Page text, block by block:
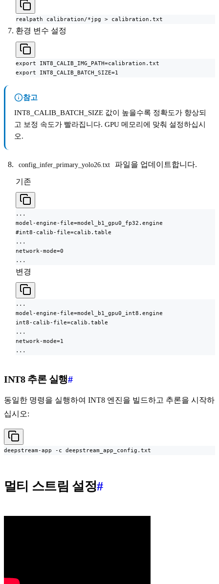
realpath calibration/*jpg > calibration.txt
환경 변수 설정
export INT8_CALIB_IMG_PATH=calibration.txt
export INT8_CALIB_BATCH_SIZE=1
참고
INT8_CALIB_BATCH_SIZE 값이 높을수록 정확도가 향상되
고 보정 속도가 빨라집니다. GPU 메모리에 맞춰 설정하십시
오.
config_infer_primary_yolo26.txt 파일을 업데이트합니다.
기존
...
model-engine-file=model_b1_gpu0_fp32.engine
#int8-calib-file=calib.table
...
network-mode=0
...
변경
...
model-engine-file=model_b1_gpu0_int8.engine
int8-calib-file=calib.table
...
network-mode=1
...
INT8 추론 실행#
동일한 명령을 실행하여 INT8 엔진을 빌드하고 추론을 시작하
십시오:
deepstream-app -c deepstream_app_config.txt
멀티 스트림 설정#